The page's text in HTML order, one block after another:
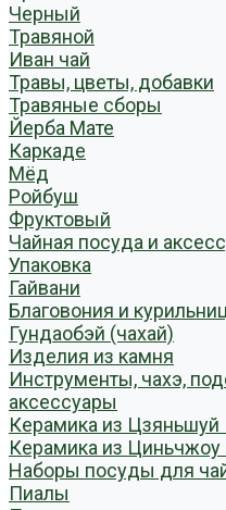
Черный
Травяной
Иван чай
Травы, цветы, добавки
Травяные сборы
Йерба Мате
Каркаде
Мёд
Ройбуш
Фруктовый
Чайная посуда и
Упаковка
Гайвани
Благовония и
Гундаобэй (чахай)
Изделия из камня
Инструменты, чахэ,
аксессуары
Керамика из Цзяньшуй
Керамика из Циньчжоу
Наборы посуды для
Пиалы